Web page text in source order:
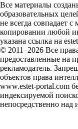
Все материалы
образовательных
не всегда совпадает
копировании любой
указана ссылка на
© 2011–2026 Все
предоставленные на
рекламодатель.
объектов права
www.estet-portal.com
индексируемой
непосредственно над